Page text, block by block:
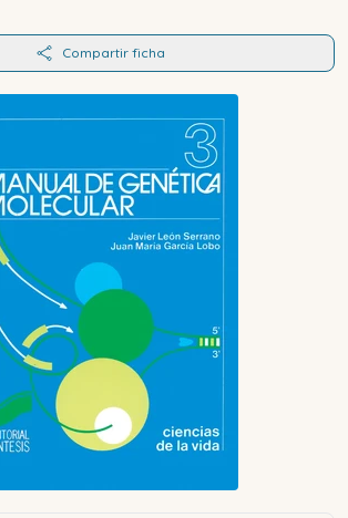
Compartir ficha